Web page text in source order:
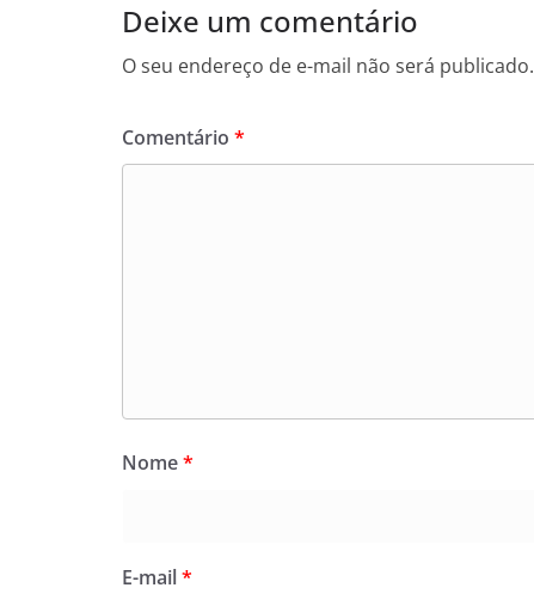
Deixe um comentário
O seu endereço de e-mail não será publicado.
Comentário *
Nome*
E-mail*